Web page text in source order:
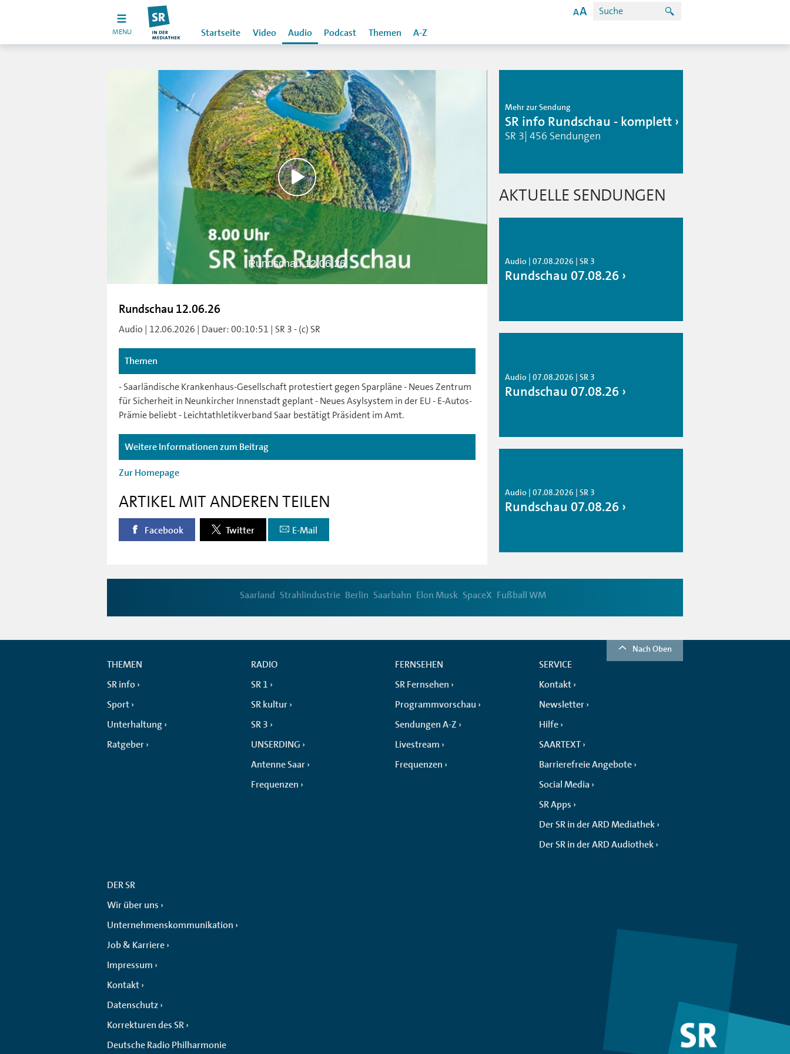
MENU Startseite Video Audio Podcast Themen A-Z
Rundschau 12.06.26
Rundschau 12.06.26
Audio | 12.06.2026 | Dauer: 00:10:51 | SR 3 - (c) SR
Themen
- Saarländische Krankenhaus-Gesellschaft protestiert gegen Sparpläne - Neues Zentrum
für Sicherheit in Neunkircher Innenstadt geplant - Neues Asylsystem in der EU - E-Autos-
Prämie beliebt - Leichtathletikverband Saar bestätigt Präsident im Amt.
Weitere Informationen zum Beitrag
Zur Homepage
ARTIKEL MIT ANDEREN TEILEN
Facebook Twitter E-Mail
Mehr zur Sendung
SR info Rundschau - komplett
SR 3| 456 Sendungen
AKTUELLE SENDUNGEN
Audio | 07.08.2026 | SR 3
Rundschau 07.08.26
Audio | 07.08.2026 | SR 3
Rundschau 07.08.26
Audio | 07.08.2026 | SR 3
Rundschau 07.08.26
Saarland Strahlindustrie Berlin Saarbahn Elon Musk SpaceX Fußball WM
Nach Oben
THEMEN
SR info
Sport
Unterhaltung
Ratgeber
RADIO
SR 1
SR kultur
SR 3
UNSERDING
Antenne Saar
Frequenzen
FERNSEHEN
SR Fernsehen
Programmvorschau
Sendungen A-Z
Livestream
Frequenzen
SERVICE
Kontakt
Newsletter
Hilfe
SAARTEXT
Barrierefreie Angebote
Social Media
SR Apps
Der SR in der ARD Mediathek
Der SR in der ARD Audiothek
DER SR
Wir über uns
Unternehmenskommunikation
Job & Karriere
Impressum
Kontakt
Datenschutz
Korrekturen des SR
Deutsche Radio Philharmonie